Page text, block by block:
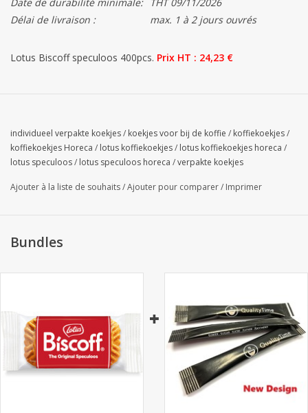
Marques
Date de durabilité minimale:
THT 09/11/2026
Délai de livraison :
max. 1 à 2 jours ouvrés
Lotus Biscoff speculoos 400pcs. Prix ​​HT : 24,23 €
individueel verpakte koekjes/ koekjes voor bij de koffie / koffiekoekjes/
koffiekoekjes Horeca / lotus koffiekoekjes/ lotus koffiekoekjes horeca /
lotus speculoos/ lotus speculoos horeca /verpakte koekjes
Ajouter à la liste de souhaits/Ajouter pour comparer/ Imprimer
Bundles